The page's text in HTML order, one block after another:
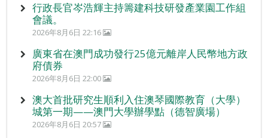
行政長官岑浩輝主持籌建科技研發產業園工作組
會議。
2026年8月6日 22:16
廣東省在澳門成功發行25億元離岸人民幣地方政
府債券
2026年8月6日 22:00
澳大首批研究生順利入住澳琴國際教育（大學）
城第一期——澳門大學辦學點（德智廣場）
2026年8月6日 20:57